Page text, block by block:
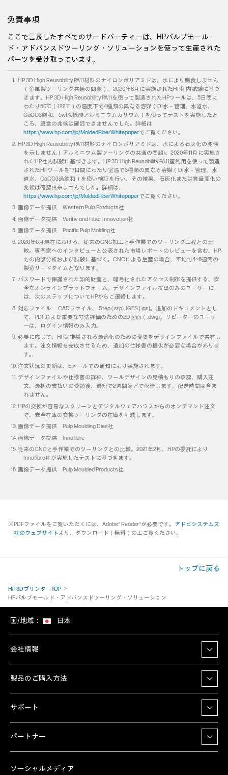
免責事項
ここで言及したすべてのサードパーティーは、HPパルプモール
ド・アドバンスドツーリング・ソリューションを使って生産された
パーツを受け取っています。
HP 3D High Reusability PA11材料のナイロンポリアミドは、水により腐食しません
（金属製ツーリング共通の問題）。2020年8月に実施されたHP社内試験に基づ
きます。HP 3D High Reusability PA11を使って製造されたHPツールは、5日間に
わたり50℃（122℉）の温度下で4種類の異なる溶媒（DI水－管理、水道水、
CaCO3飽和、5wt%硫酸アルミニウムカリウム）を使ってテストを実施したと
ころ、腐食の兆候は確認できませんでした。詳細は
https://www.hp.com/jp/MoldedFiberWhitepaperでご覧ください。
HP 3D High Reusability PA11材料のナイロンポリアミドは、水による石灰化の兆候
を示しません（アルミニウム製ツーリングの共通の問題)。2020年11月に実施さ
れたHP社内試験に基づきます。HP 3D High Reusability PA11座利用を使って製造
されたHPツールを17日間にわたり室温で3種類の異なる溶媒（DI水－管理、水
道水、CaCO3過飽和）を使い検証を行い、その結果、石灰化または質量変化の
兆候は確認出来ませんでした。詳細は、
https://www.hp.com/jp/MoldedFiberWhitepaperでご覧ください。
画像データ提供 Western Pulp Products社
画像データ提供 Veritiv and Fiber Innovation社
画像データ提供 Pacific Pulp Molding社
2020年6月現在における、従来のCNC加工と手作業でのツーリング工程との比
較。専門家へのインタビューと公表された市場レポートのレビューを含む、HP
での内部分析および試験に基づく。CNCによる生産の場合、平均で4~6週間の
製造リードタイムとなります。
パスワードで保護された知的財産と、暗号化されたアクセス制御を提供する、安
全なオンラインプラットフォーム。デザインファイル提出のみのユーザーに
は、次のステップについてHPからご連絡します。
対応ファイル: CADファイル、 Step (.stp), IGES (.igs)。追加のドキュメントとし
て、PDFおよび重要な寸法評価のための2D図面（.dwg)。リピーターのユーザ
ーは、ログイン情報のみ入力。
必要に応じて、HPは推奨される最適化のための変更をデザインファイルで共有し
ます。注文情報を完成させるため、追加の仕様書の提供が必要な場合がありま
す。
注文状況の更新は、Eメールでの通知により実施されます。
デザインファイルや仕様書の詳細、ツールデザインの見積もりの承認、購入注
文、最初の支払いの受領後、最短で2週間ほどで配達します。配送時間は含ま
れません。
HPの交換が容易なスクリーンとデジタルウェアハウスからのオンデマンド注文
で、安全在庫の交換ツーリングの在庫を削減します。
画像データ提供 Pulp Moulding Dies社
画像データ提供 Innofibre
従来のCNCと手作業でのツーリングとの比較。2021年2月、HPの委託により
Innofibre社が実施したテストに基づきます。
画像データ提供 Pulp Moulded Products社
※PDFファイルをご覧いただくには、Adobe® Reader®が必要です。 アドビシステムズ
社のウェブサイト より、ダウンロード（無料）の上ご覧ください。
トップに戻る
HP 3DプリンターTOP
HPパルプモールド・アドバンスドツーリング・ソリューション
国/地域： 日本
会社情報
製品のご購入方法
サポート
パートナー
ソーシャルメディア